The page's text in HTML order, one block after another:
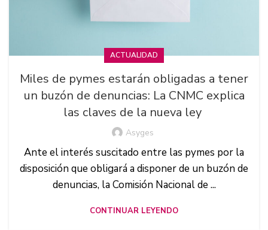
ACTUALIDAD
Miles de pymes estarán obligadas a tener
un buzón de denuncias: La CNMC explica
las claves de la nueva ley
Asyges
Ante el interés suscitado entre las pymes por la
disposición que obligará a disponer de un buzón de
denuncias, la Comisión Nacional de ...
CONTINUAR LEYENDO